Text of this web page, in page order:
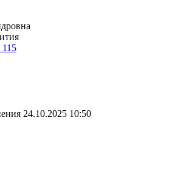
24.10.2025 10:50